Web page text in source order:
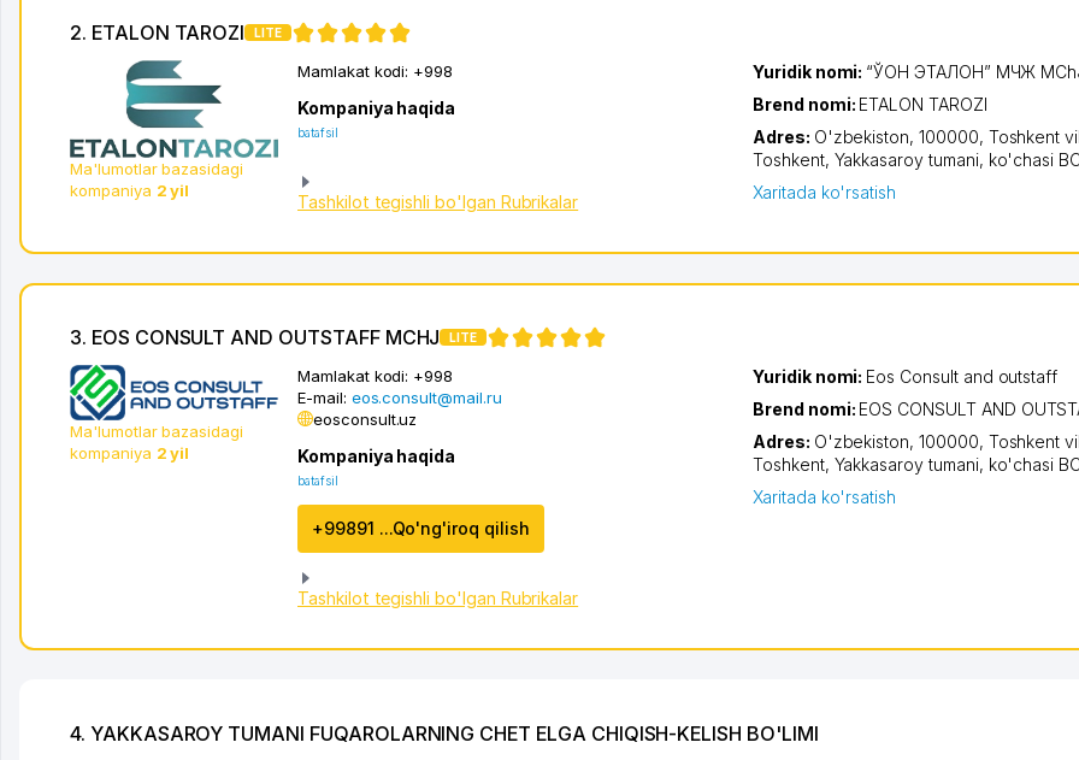
2. ETALON TAROZI LITE
Ma'lumotlar bazasidagi
kompaniya 2 yil
Mamlakat kodi: +998
Kompaniya haqida
batafsil
Tashkilot tegishli bo'lgan Rubrikalar
Yuridik nomi: “ҚЎҚОН ЭТАЛОН” МЧЖ
Brend nomi: ETALON TAROZI
Adres: O'zbekiston, 100000, Toshkent
Toshkent, Yakkasaroy tumani, ko'chasi
Xaritada ko'rsatish
3. EOS CONSULT AND OUTSTAFF MCHJ LITE
Ma'lumotlar bazasidagi
kompaniya 2 yil
Mamlakat kodi: +998
E-mail: eos.consult@mail.ru
eosconsult.uz
Kompaniya haqida
batafsil
+99891 ...Qo'ng'iroq qilish
Tashkilot tegishli bo'lgan Rubrikalar
Yuridik nomi: Eos Consult and outstaff
Brend nomi: EOS CONSULT AND
Adres: O'zbekiston, 100000, Toshkent
Toshkent, Yakkasaroy tumani, ko'chasi
Xaritada ko'rsatish
4. YAKKASAROY TUMANI FUQAROLARNING CHET ELGA CHIQISH-KELISH BO'LIMI